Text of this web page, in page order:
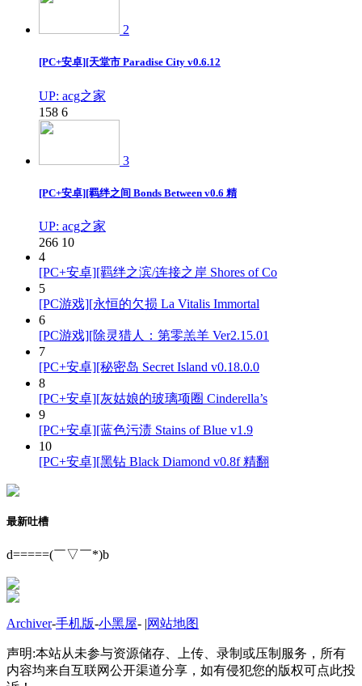
2
[PC+安卓][天堂市 Paradise City v0.6.12
UP: acg之家
158 6
3
[PC+安卓][羁绊之间 Bonds Between v0.6 精
UP: acg之家
266 10
4
[PC+安卓][羁绊之滨/连接之岸 Shores of Co
5
[PC游戏][永恒的欠损 La Vitalis Immortal
6
[PC游戏][除灵猎人：第零羔羊 Ver2.15.01
7
[PC+安卓][秘密岛 Secret Island v0.18.0.0
8
[PC+安卓][灰姑娘的玻璃项圈 Cinderella’s
9
[PC+安卓][蓝色污渍 Stains of Blue v1.9
10
[PC+安卓][黑钻 Black Diamond v0.8f 精翻
最新吐槽
d=====(￣▽￣*)b
Archiver-手机版-小黑屋- |网站地图
声明:本站从未参与资源储存、上传、录制或压制服务，所有
内容均来自互联网公开渠道分享，如有侵犯您的版权可点此投